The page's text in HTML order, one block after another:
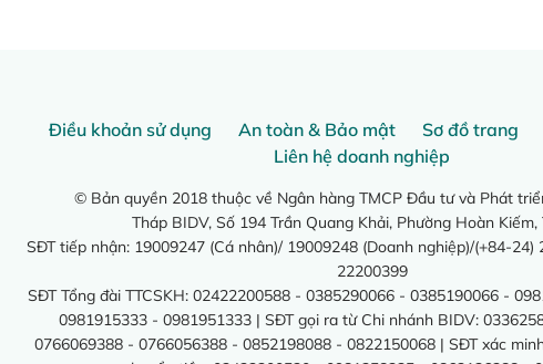
Điều khoản sử dụng An toàn & Bảo mật Sơ đồ trang
Liên hệ doanh nghiệp
© Bản quyền 2018 thuộc về Ngân hàng TMCP Đầu tư và Phát
Tháp BIDV, Số 194 Trần Quang Khải, Phường Hoàn Kiếm,
SĐT tiếp nhận: 19009247 (Cá nhân)/ 19009248 (Doanh nghiệp)/(+84-24)
22200399
SĐT Tổng đài TTCSKH: 02422200588 - 0385290066 - 0385190066 -
0981915333 - 0981951333 | SĐT gọi ra từ Chi nhánh BIDV:
0766069388 - 0766056388 - 0852198088 - 0822150068 | SĐT xác